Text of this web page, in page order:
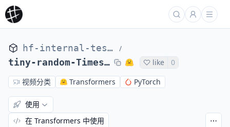
hf-internal-testing /
tiny-random-TimesformerForVideoClassification like
0
视频分类
Transformers PyTorch
使用
在 Transformers 中使用